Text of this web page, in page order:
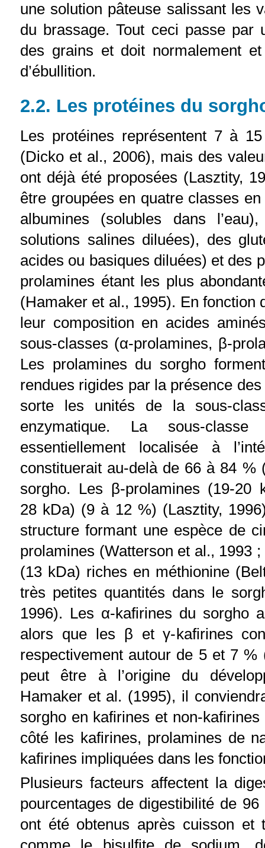
une solution pâteuse salissant les
du brassage. Tout ceci passe par
des grains et doit normalement
d’ébullition.
2.2. Les protéines du
Les protéines représentent 7 à
(Dicko et al., 2006), mais des
ont déjà été proposées (Lasztity,
être groupées en quatre classes
albumines (solubles dans
solutions salines diluées), des
acides ou basiques diluées) et des
prolamines étant les plus
(Hamaker et al., 1995). En fonction
leur composition en acides
sous-classes (α-prolamines, β-
Les prolamines du sorgho
rendues rigides par la présence
sorte les unités de la sous-
enzymatique. La sous-
essentiellement localisée à
constituerait au-delà de 66 à 84 %
sorgho. Les β-prolamines (19-
28 kDa) (9 à 12 %) (Lasztity,
structure formant une espèce de
prolamines (Watterson et al., 1993
(13 kDa) riches en méthionine
très petites quantités dans le
1996). Les α-kafirines du sorgho
alors que les β et γ-kafirines
respectivement autour de 5 et 7
peut être à l’origine du
Hamaker et al. (1995), il
sorgho en kafirines et non-
côté les kafirines, prolamines de
kafirines impliquées dans les
Plusieurs facteurs affectent la
pourcentages de digestibilité de
ont été obtenus après cuisson et